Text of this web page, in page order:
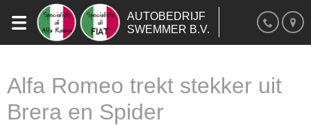
AUTOBEDRIJF
SWEMMER B.V.
Alfa Romeo trekt stekker uit
Brera en Spider